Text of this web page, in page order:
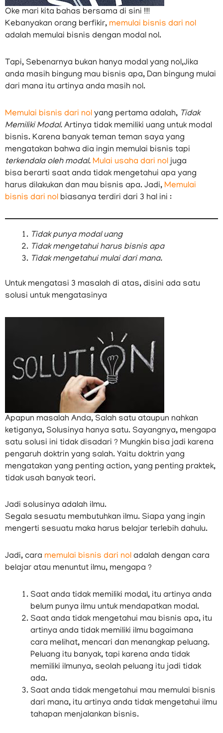
Oke mari kita bahas bersama di sini !!!!
Kebanyakan orang berfikir, memulai bisnis dari nol
adalah memulai bisnis dengan modal nol.
Tapi, Sebenarnya bukan hanya modal yang nol,Jika
anda masih bingung mau bisnis apa, Dan bingung mulai
dari mana itu artinya anda masih nol.
Memulai bisnis dari nol yang pertama adalah, Tidak
Memiliki Modal. Artinya tidak memiliki uang untuk modal
bisnis. Karena banyak teman teman saya yang
mengatakan bahwa dia ingin memulai bisnis tapi
terkendala oleh modal. Mulai usaha dari nol juga
bisa berarti saat anda tidak mengetahui apa yang
harus dilakukan dan mau bisnis apa. Jadi, Memulai
bisnis dari nol biasanya terdiri dari 3 hal ini :
Tidak punya modal uang
Tidak mengetahui harus bisnis apa
Tidak mengetahui mulai dari mana.
Untuk mengatasi 3 masalah di atas, disini ada satu
solusi untuk mengatasinya
Apapun masalah Anda, Salah satu ataupun nahkan
ketiganya, Solusinya hanya satu. Sayangnya, mengapa
satu solusi ini tidak disadari ? Mungkin bisa jadi karena
pengaruh doktrin yang salah. Yaitu doktrin yang
mengatakan yang penting action, yang penting praktek,
tidak usah banyak teori.
Jadi solusinya adalah ilmu.
Segala sesuatu membutuhkan ilmu. Siapa yang ingin
mengerti sesuatu maka harus belajar terlebih dahulu.
Jadi, cara memulai bisnis dari nol adalah dengan cara
belajar atau menuntut ilmu, mengapa ?
Saat anda tidak memiliki modal, itu artinya anda
belum punya ilmu untuk mendapatkan modal.
Saat anda tidak mengetahui mau bisnis apa, itu
artinya anda tidak memiliki ilmu bagaimana
cara melihat, mencari dan menangkap peluang.
Peluang itu banyak, tapi karena anda tidak
memiliki ilmunya, seolah peluang itu jadi tidak
ada.
Saat anda tidak mengetahui mau memulai bisnis
dari mana, itu artinya anda tidak mengetahui ilmu
tahapan menjalankan bisnis.